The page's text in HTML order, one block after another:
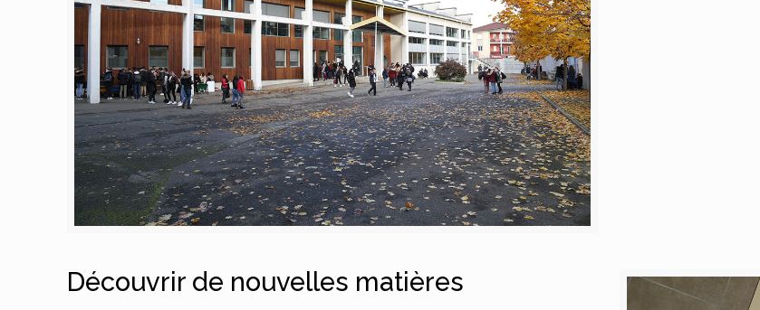
Découvrir de nouvelles matières